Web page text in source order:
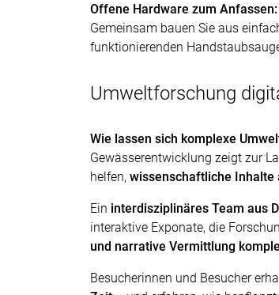
Offene Hardware zum
Gemeinsam bauen Sie aus
funktionierenden
Umweltforschung
Wie lassen sich komplexe
Gewässerentwicklung zeigt zur
helfen, wissenschaftliche Inhalte
Ein interdisziplinäres Team aus
interaktive Exponate, die
und narrative Vermittlung
Besucherinnen und Besucher